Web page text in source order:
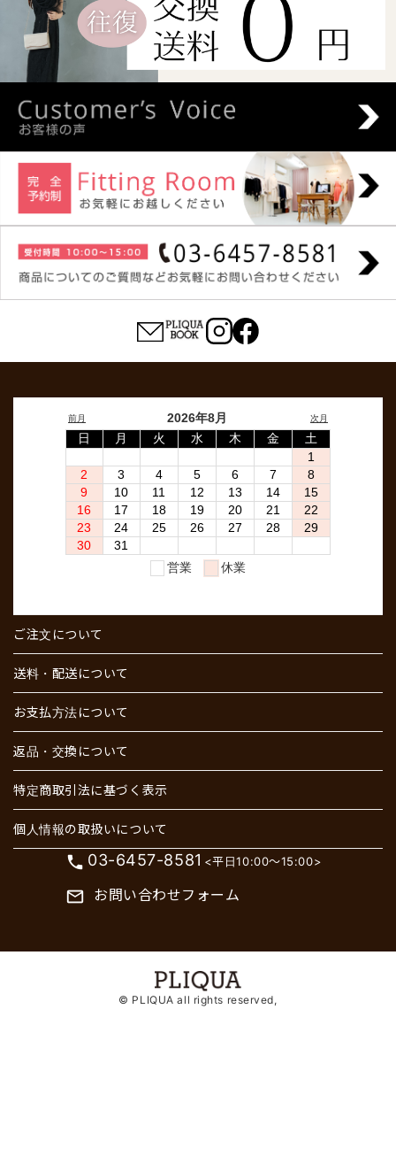
ご注文について
送料・配送について
お支払方法について
返品・交換について
特定商取引法に基づく表示
個人情報の取扱いについて
phone 03-6457-8581 <平日10:00～15:00>
mail_outline お問い合わせフォーム
© PLIQUA all rights reserved,